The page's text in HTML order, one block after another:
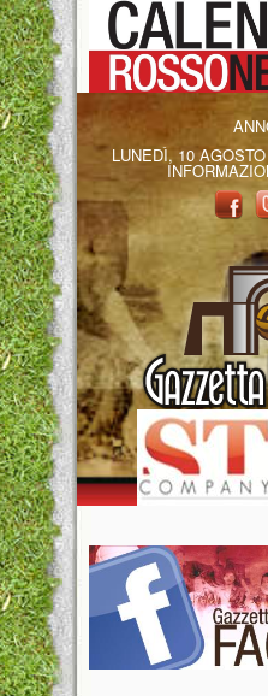
LUNEDÌ, 10